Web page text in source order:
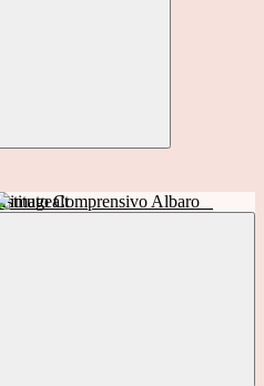
Istituto Comprensivo Albaro